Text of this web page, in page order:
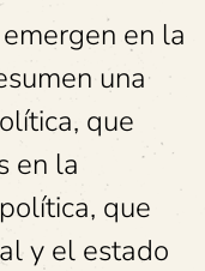
en la
una
que
en la
que
y el estado